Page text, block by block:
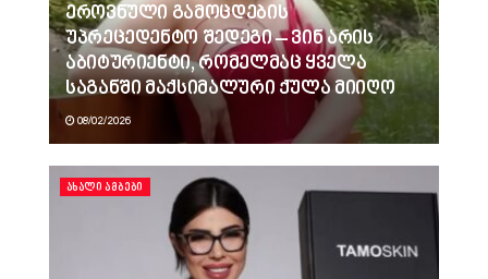
ეროვნული გამოცდების
უპრეცედენტო შედეგი – ვინ არის
აბიტურიენტი, რომელმაც ყველა
საგანში მაქსიმალური ქულა მიიღო
08/02/2026
ᲐᲮᲐᲚᲘ ᲐᲛᲑᲔᲑᲘ